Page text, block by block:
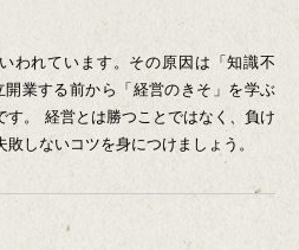
われています。その原因は「知識不
開業する前から「経営のきそ」を学ぶ
。
経営とは勝つことではなく、負け
しないコツを身につけましょう。